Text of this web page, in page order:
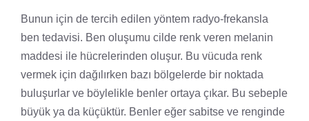
Bunun için de tercih edilen yöntem radyo-frekansla
ben tedavisi. Ben oluşumu cilde renk veren melanin
maddesi ile hücrelerinden oluşur. Bu vücuda renk
vermek için dağılırken bazı bölgelerde bir noktada
buluşurlar ve böylelikle benler ortaya çıkar. Bu sebeple
büyük ya da küçüktür. Benler eğer sabitse ve renginde